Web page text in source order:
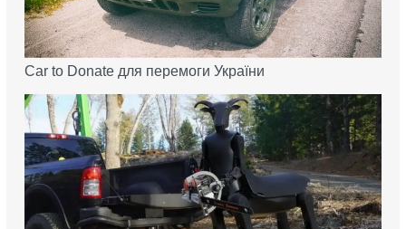
Car to Donate для перемоги України